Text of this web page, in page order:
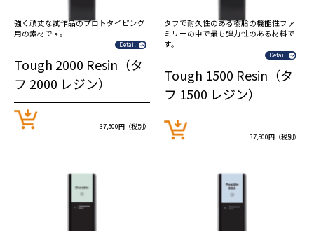
強く頑丈な試作品のプロトタイピング
用の素材です。
Detail
Tough 2000 Resin（タ
フ 2000 レジン）
37,500円（税別）
タフで耐久性のある樹脂の機能性ファ
ミリーの中で最も弾力性のある材料で
す。
Detail
Tough 1500 Resin（タ
フ 1500 レジン）
37,500円（税別）